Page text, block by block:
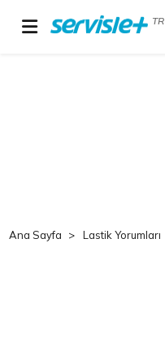
TR
Ana Sayfa Lastik Yorumları